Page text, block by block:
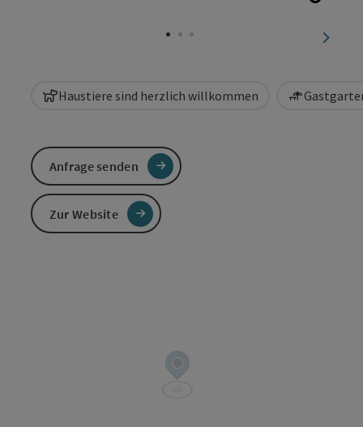
Haustiere sind herzlich willkommen
Anfrage senden
Zur Website